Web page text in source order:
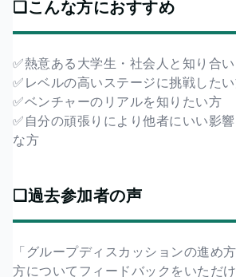
❏こんな方におすすめ
✅熱意ある大学生・社会人と知り合
✅レベルの高いステージに挑戦した
✅ベンチャーのリアルを知りたい方
✅自分の頑張りにより他者にいい影
な方
❏過去参加者の声
「グループディスカッションの進め
方についてフィードバックをいただ